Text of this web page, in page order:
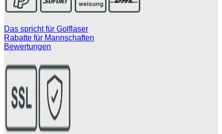
Das spricht für Golflaser
Rabatte für Mannschaften
Bewertungen